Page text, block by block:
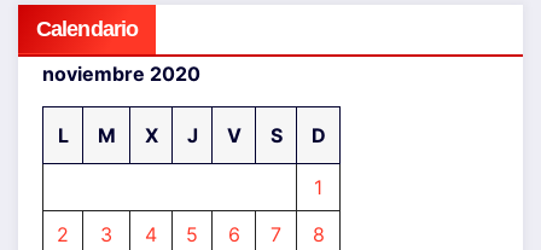
Calendario
noviembre 2020
L M X J V S D
1
2
3 4 5 6 7
8